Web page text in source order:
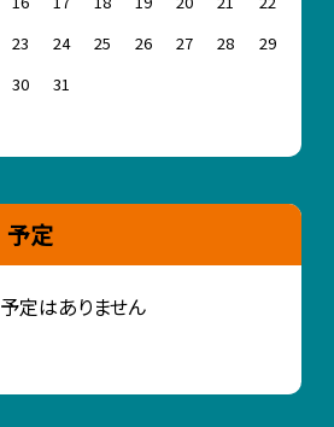
23
24 25 26 27 28
29
30
31
予定
予定はありません